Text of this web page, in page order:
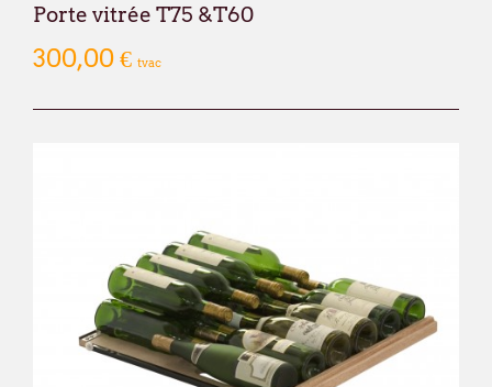
Porte vitrée T75 &T60
300,00 € tvac
remercions sincèrement pour votre
Broekweg 12W